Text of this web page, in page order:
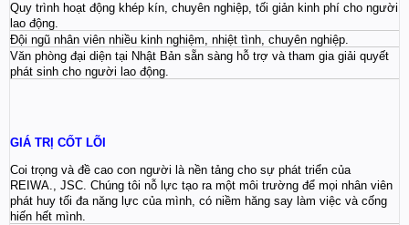
Quy trình hoạt động khép kín, chuyên nghiệp, tối giản kinh phí cho người
lao động.
Đội ngũ nhân viên nhiều kinh nghiệm, nhiệt tình, chuyên nghiệp.
Văn phòng đại diện tại Nhật Bản sẵn sàng hỗ trợ và tham gia giải quyết
phát sinh cho người lao động.
GIÁ TRỊ CỐT LÕI
Coi trọng và đề cao con người là nền tảng cho sự phát triển của
REIWA., JSC. Chúng tôi nỗ lực tạo ra một môi trường để mọi nhân viên
phát huy tối đa năng lực của mình, có niềm hăng say làm việc và cống
hiến hết mình.